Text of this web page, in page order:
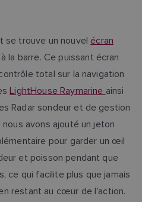
se trouve un nouvel écran
la barre. Ce puissant écran
total sur la navigation
LightHouse Raymarine ainsi
Radar sondeur et de gestion
avons ajouté un jeton
pour garder un œil
et poisson pendant que
ce qui facilite plus que jamais
restant au cœur de l'action.